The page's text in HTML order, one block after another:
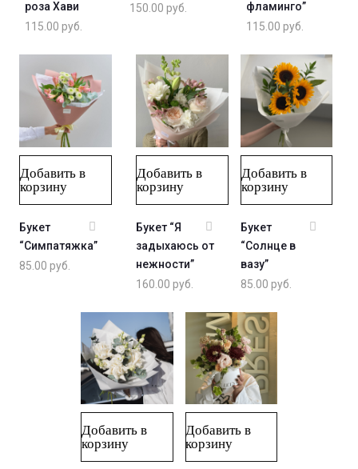
роза Хави
115.00руб.
150.00руб.
фламинго”
115.00руб.
Добавить в
корзину
Букет
“Симпатяжка”
85.00 руб.
Добавить в
корзину
Букет “Я
задыхаюсь от
нежности”
160.00 руб.
Добавить в
корзину
Букет
“Солнце в
вазу”
85.00 руб.
Добавить в
корзину
Добавить в
корзину